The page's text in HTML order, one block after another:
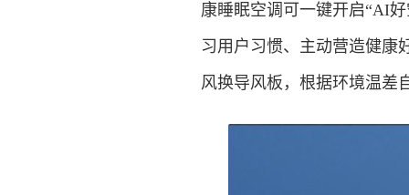
康睡眠空调可一键开启“AI
习用户习惯、主动营造健康
风换导风板，根据环境温差